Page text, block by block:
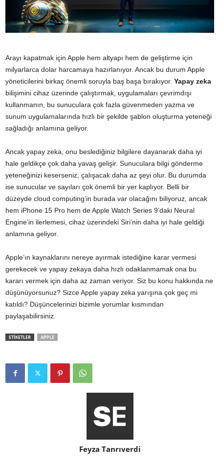
Arayı kapatmak için Apple hem altyapı hem de geliştirme için
milyarlarca dolar harcamaya hazırlanıyor. Ancak bu durum Apple
yöneticilerini birkaç önemli soruyla baş başa bırakıyor. Yapay zeka
bilişimini cihaz üzerinde çalıştırmak, uygulamaları çevrimdışı
kullanmanın, bu sunuculara çok fazla güvenmeden yazma ve
sunum uygulamalarında hızlı bir şekilde şablon oluşturma yeteneği
sağladığı anlamına geliyor.
Ancak yapay zeka, onu beslediğiniz bilgilere dayanarak daha iyi
hale geldikçe çok daha yavaş gelişir. Sunuculara bilgi gönderme
yeteneğinizi keserseniz, çalışacak daha az şeyi olur. Bu durumda
ise sunucular ve sayıları çok önemli bir yer kaplıyor. Belli bir
düzeyde cloud computing’in burada var olacağını biliyoruz, ancak
hem iPhone 15 Pro hem de Apple Watch Series 9’daki Neural
Engine’in ilerlemesi, cihaz üzerindeki Siri’nin daha iyi hale geldiği
anlamına geliyor.
Apple’ın kaynaklarını nereye ayırmak istediğine karar vermesi
gerekecek ve yapay zekaya daha hızlı odaklanmamak ona bu
kararı vermek için daha az zaman veriyor. Siz bu konu hakkında ne
düşünüyorsunuz? Sizce Apple yapay zeka yarışına çok geç mi
katıldı? Düşüncelerinizi bizimle yorumlar kısmından
paylaşabilirsiniz.
ETİKETLER APPLE
Feyza Tanrıverdi